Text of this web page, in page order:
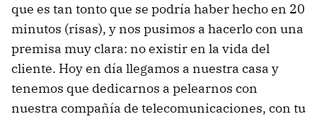
que es tan tonto que se podría haber hecho en 20
minutos (risas), y nos pusimos a hacerlo con una
premisa muy clara: no existir en la vida del
cliente. Hoy en día llegamos a nuestra casa y
tenemos que dedicarnos a pelearnos con
nuestra compañía de telecomunicaciones, con tu